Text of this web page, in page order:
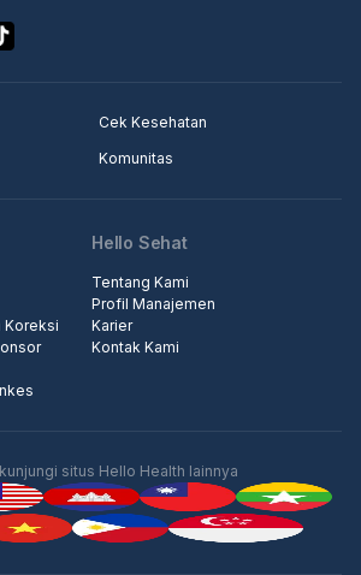
Cek Kesehatan
Komunitas
Koreksi
Hello Sehat
Tentang Kami
Profil Manajemen
Karier
Kontak Kami
situs Hello Health lainnya